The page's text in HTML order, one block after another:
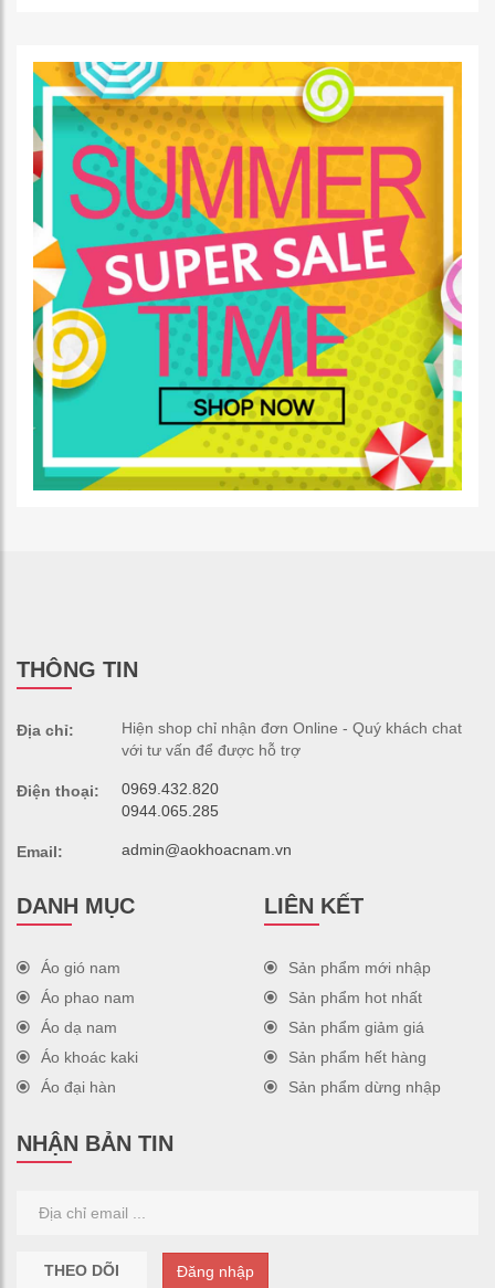
THÔNG TIN
Địa chỉ:
Hiện shop chỉ nhận đơn Online - Quý khách chat
với tư vấn để được hỗ trợ
Điện thoại:
0969.432.820
0944.065.285
Email: admin@aokhoacnam.vn
DANH MỤC
Áo gió nam
Áo phao nam
Áo dạ nam
Áo khoác kaki
Áo đại hàn
LIÊN KẾT
Sản phẩm mới nhập
Sản phẩm hot nhất
Sản phẩm giảm giá
Sản phẩm hết hàng
Sản phẩm dừng nhập
NHẬN BẢN TIN
THEO DÕI Đăng nhập